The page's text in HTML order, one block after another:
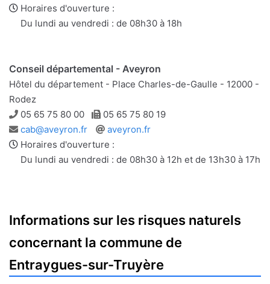
e-
mail
Horaires d'ouverture :
Du lundi au vendredi : de 08h30 à 18h
Conseil départemental - Aveyron
Hôtel du département - Place Charles-de-Gaulle - 12000 -
Rodez
Téléphone
05 65 75 80 00 Télécopie
05 65 75 80 19
Adresse
e-
mail
cab@aveyron.fr
Site
web
aveyron.fr
Horaires d'ouverture :
Du lundi au vendredi : de 08h30 à 12h et de 13h30 à 17h
Informations sur les risques naturels
concernant la commune de
Entraygues-sur-Truyère